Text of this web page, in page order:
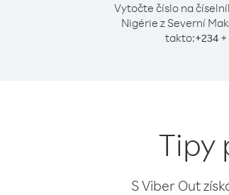
Vytočte číslo na
Nigérie z Severní
takto:+234 +
Tipy
S Viber Out